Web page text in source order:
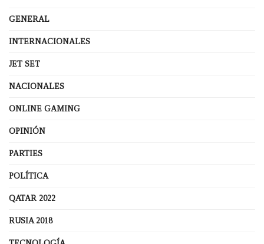
GENERAL
INTERNACIONALES
JET SET
NACIONALES
ONLINE GAMING
OPINIÓN
PARTIES
POLÍTICA
QATAR 2022
RUSIA 2018